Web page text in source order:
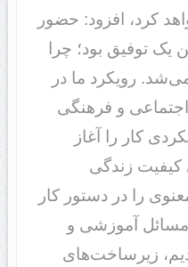
کرد،‌ افزود: حضور
یک توفیق بود؛ چرا
رویکرد ما در
و فرهنگی
کار را آغاز
کیفیت زندگی
را در دستور کار
مسائل آموزشی و
زیرساخت‌های